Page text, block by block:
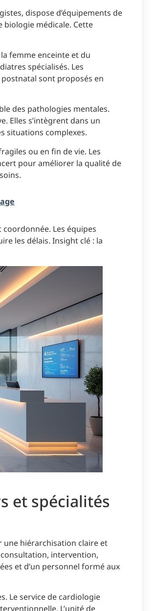
dispose d’équipements de
biologie médicale. Cette
femme enceinte et du
spécialisés. Les
sont proposés en
des pathologies mentales.
Elles s’intègrent dans un
situations complexes.
ou en fin de vie. Les
pour améliorer la qualité de
Les équipes
les délais. Insight clé : la
et spécialités
une hiérarchisation claire et
intervention,
et d’un personnel formé aux
Le service de cardiologie
L’unité de